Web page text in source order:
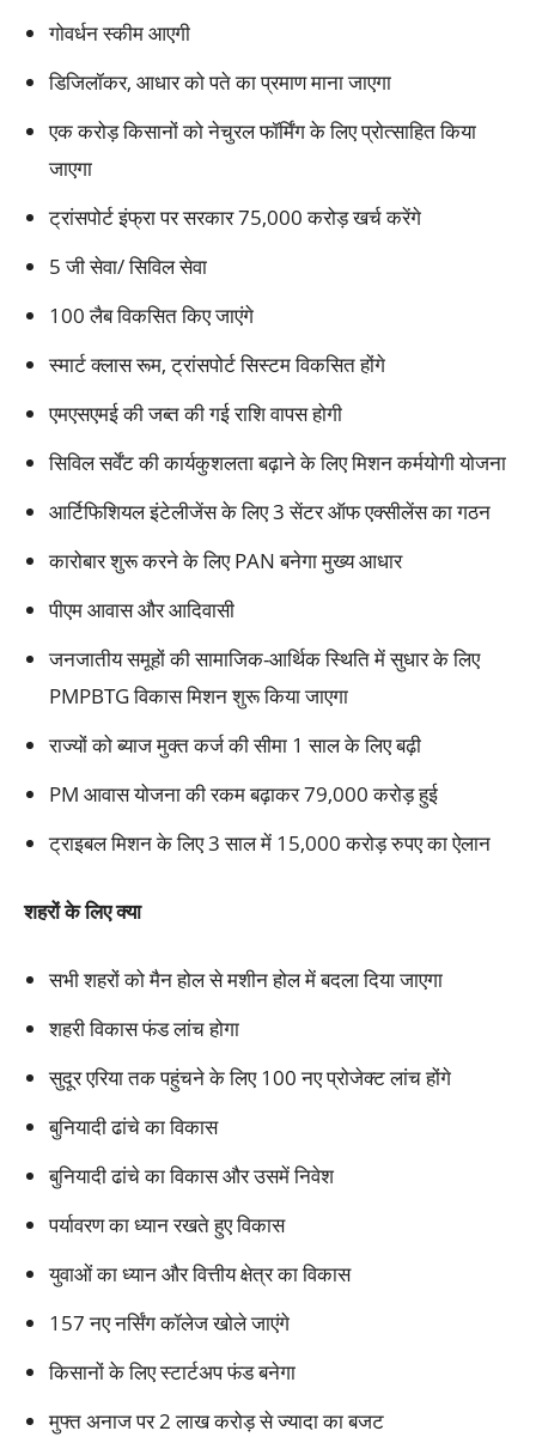
गोवर्धन स्कीम आएगी
डिजिलॉकर, आधार को पते का प्रमाण माना जाएगा
एक करोड़ किसानों को नेचुरल फॉर्मिंग के लिए प्रोत्साहित किया
जाएगा
ट्रांसपोर्ट इंफ्रा पर सरकार 75,000 करोड़ खर्च करेंगे
5 जी सेवा/ सिविल सेवा
100 लैब विकसित किए जाएंगे
स्मार्ट क्लास रूम, ट्रांसपोर्ट सिस्टम विकसित होंगे
एमएसएमई की जब्त की गई राशि वापस होगी
सिविल सर्वेंट की कार्यकुशलता बढ़ाने के लिए मिशन कर्मयोगी योजना
आर्टिफिशियल इंटेलीजेंस के लिए 3 सेंटर ऑफ एक्सीलेंस का गठन
कारोबार शुरू करने के लिए PAN बनेगा मुख्य आधार
पीएम आवास और आदिवासी
जनजातीय समूहों की सामाजिक-आर्थिक स्थिति में सुधार के लिए
PMPBTG विकास मिशन शुरू किया जाएगा
राज्यों को ब्याज मुक्त कर्ज की सीमा 1 साल के लिए बढ़ी
PM आवास योजना की रकम बढ़ाकर 79,000 करोड़ हुई
ट्राइबल मिशन के लिए 3 साल में 15,000 करोड़ रुपए का ऐलान
शहरों के लिए क्या
सभी शहरों को मैन होल से मशीन होल में बदला दिया जाएगा
शहरी विकास फंड लांच होगा
सुदूर एरिया तक पहुंचने के लिए 100 नए प्रोजेक्ट लांच होंगे
बुनियादी ढांचे का विकास
बुनियादी ढांचे का विकास और उसमें निवेश
पर्यावरण का ध्यान रखते हुए विकास
युवाओं का ध्यान और वित्तीय क्षेत्र का विकास
157 नए नर्सिंग कॉलेज खोले जाएंगे
किसानों के लिए स्टार्टअप फंड बनेगा
मुफ्त अनाज पर 2 लाख करोड़ से ज्यादा का बजट